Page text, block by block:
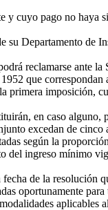
pago no haya
Departamento de
reclamarse ante la
que
imposición,
en caso alguno,
excedan de cinco
según la
ingreso mínimo
de la resolución
oportunamente para
aplicables